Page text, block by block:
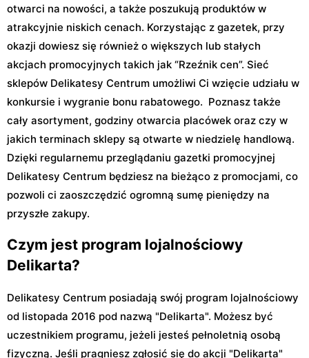
otwarci na nowości, a także poszukują produktów w
atrakcyjnie niskich cenach. Korzystając z gazetek, przy
okazji dowiesz się również o większych lub stałych
akcjach promocyjnych takich jak “Rzeźnik cen”. Sieć
sklepów Delikatesy Centrum umożliwi Ci wzięcie udziału w
konkursie i wygranie bonu rabatowego. Poznasz także
cały asortyment, godziny otwarcia placówek oraz czy w
jakich terminach sklepy są otwarte w niedzielę handlową.
Dzięki regularnemu przeglądaniu gazetki promocyjnej
Delikatesy Centrum będziesz na bieżąco z promocjami, co
pozwoli ci zaoszczędzić ogromną sumę pieniędzy na
przyszłe zakupy.
Czym jest program lojalnościowy
Delikarta?
Delikatesy Centrum posiadają swój program lojalnościowy
od listopada 2016 pod nazwą "Delikarta". Możesz być
uczestnikiem programu, jeżeli jesteś pełnoletnią osobą
fizyczną. Jeśli pragniesz zgłosić się do akcji "Delikarta"